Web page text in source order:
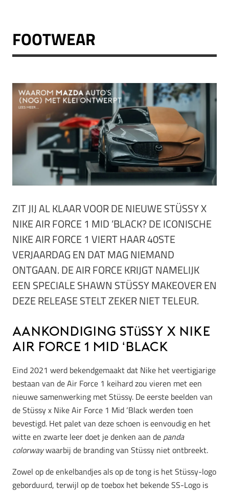
FOOTWEAR
ZIT JIJ AL KLAAR VOOR DE NIEUWE STÜSSY X
NIKE AIR FORCE 1 MID ‘BLACK? DE ICONISCHE
NIKE AIR FORCE 1 VIERT HAAR 40STE
VERJAARDAG EN DAT MAG NIEMAND
ONTGAAN. DE AIR FORCE KRIJGT NAMELIJK
EEN SPECIALE SHAWN STÜSSY MAKEOVER EN
DEZE RELEASE STELT ZEKER NIET TELEUR.
Aankondiging Stüssy x Nike
Air Force 1 Mid ‘Black
Eind 2021 werd bekendgemaakt dat Nike het veertigjarige
bestaan van de Air Force 1 keihard zou vieren met een
nieuwe samenwerking met Stüssy. De eerste beelden van
de Stüssy x Nike Air Force 1 Mid ‘Black werden toen
bevestigd. Het palet van deze schoen is eenvoudig en het
witte en zwarte leer doet je denken aan de panda
colorwaywaarbij de branding van Stüssy niet ontbreekt.
Zowel op de enkelbandjes als op de tong is het Stüssy-logo
geborduurd, terwijl op de toebox het bekende SS-Logo is